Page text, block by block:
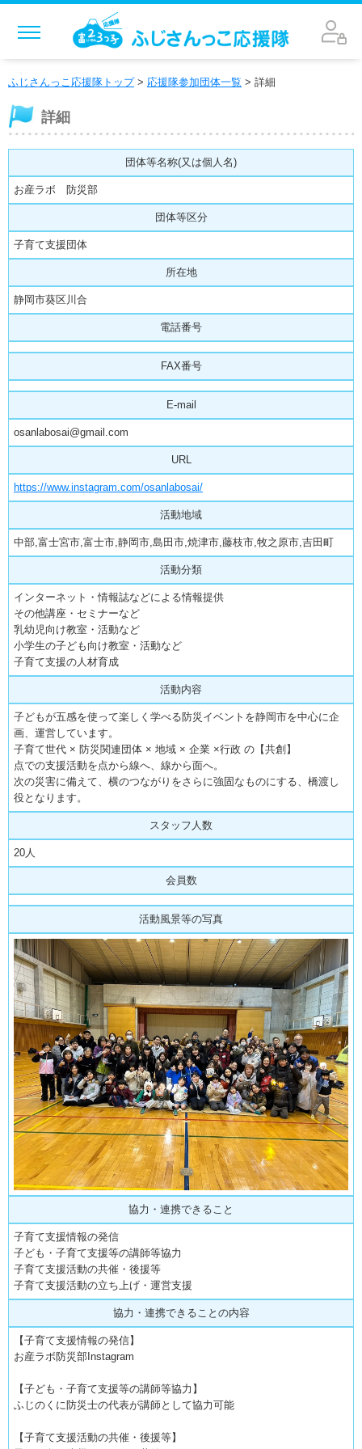
応援隊になりたい
応援隊を探す
応援隊参加団体一覧
お問い合わせ
ふじさんっこ応援隊トップ> 応援隊参加団体一覧 > 詳細
詳細
団体等名称(又は個人名)
お産ラボ 防災部
団体等区分
子育て支援団体
所在地
静岡市葵区川合
電話番号
FAX番号
E-mail
osanlabosai@gmail.com
URL
https://www.instagram.com/osanlabosai/
活動地域
中部,富士宮市,富士市,静岡市,島田市,焼津市,藤枝市,牧之原市,吉田町
活動分類
インターネット・情報誌などによる情報提供
その他講座・セミナーなど
乳幼児向け教室・活動など
小学生の子ども向け教室・活動など
子育て支援の人材育成
活動内容
子どもが五感を使って楽しく学べる防災イベントを静岡市を中心に企
画、運営しています。
子育て世代 × 防災関連団体 × 地域 × 企業 ×行政 の【共創】
点での支援活動を点から線へ、線から面へ。
次の災害に備えて、横のつながりをさらに強固なものにする、橋渡し
役となります。
スタッフ人数
20人
会員数
活動風景等の写真
協力・連携できること
子育て支援情報の発信
子ども・子育て支援等の講師等協力
子育て支援活動の共催・後援等
子育て支援活動の立ち上げ・運営支援
協力・連携できることの内容
【子育て支援情報の発信】
お産ラボ防災部Instagram
【子ども・子育て支援等の講師等協力】
ふじのくに防災士の代表が講師として協力可能
【子育て支援活動の共催・後援等】